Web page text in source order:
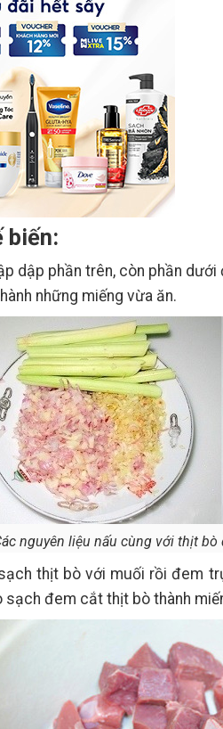
biến:
dập phần trên, còn phần
những miếng vừa ăn.
nguyên liệu nấu cùng với thịt
thịt bò với muối rồi đem
sạch đem cắt thịt bò thành